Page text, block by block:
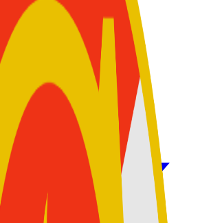
CAN, Bogotá D.C, Colombia